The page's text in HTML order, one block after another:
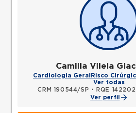
Camilla Vilela
Cardiologia Geral Risco
Ver todas
CRM 190544/SP •
RQE
Ver perfil